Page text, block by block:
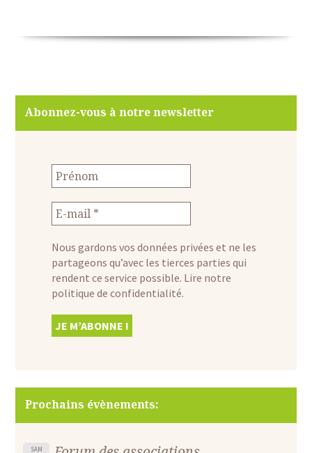
Abonnez-vous à notre newsletter
Nous gardons vos données privées et ne les
partageons qu’avec les tierces parties qui
rendent ce service possible. Lire notre
politique de confidentialité.
Prochains évènements:
SAM